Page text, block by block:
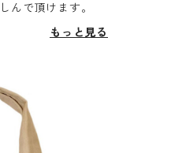
しんで頂けます。
もっと見る